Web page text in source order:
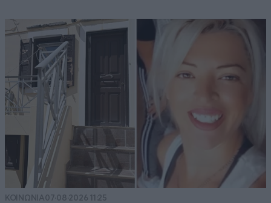
ΚΟΙΝΩΝΙΑ07·08·2026 11:25